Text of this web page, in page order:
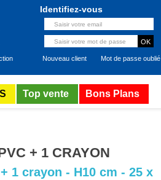
Identifiez-vous
Nouveau client Mot de passe oublié
Top vente Bons Plans
+ 1 CRAYON
1 crayon - H10 cm - 25 x